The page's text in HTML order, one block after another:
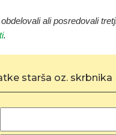
ali posredovali
.
starša oz. skrbnika